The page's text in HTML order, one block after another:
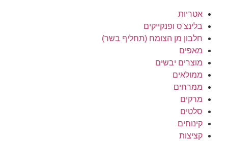
אטריות
בלינצ'ס ופנקייקים
חלבון מן הצומח (תחליף בשר)
מאפים
מוצרים יבשים
ממולאים
ממרחים
מרקים
סלטים
קינוחים
קציצות